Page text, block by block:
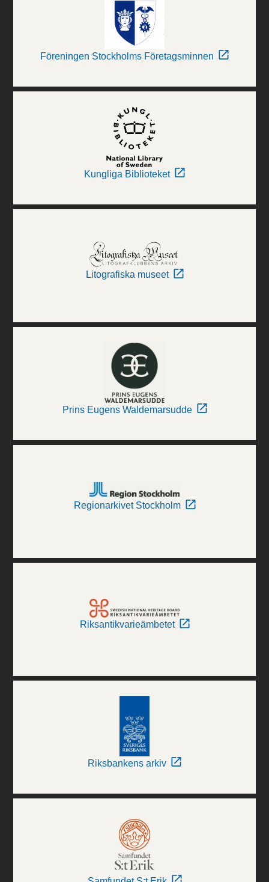
Föreningen Stockholms Företagsminnen
Kungliga Biblioteket
Litografiska museet
Prins Eugens Waldemarsudde
Regionarkivet Stockholm
Riksantikvarieämbetet
Riksbankens arkiv